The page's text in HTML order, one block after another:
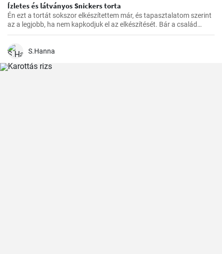
Ízletes és látványos Snickers torta
Én ezt a tortát sokszor elkészítettem már, és tapasztalatom szerint
az a legjobb, ha nem kapkodjuk el az elkészítését. Bár a család
mindig türelmetlenül várja, de megéri kivárni, hogy minden réteg
végeredmény!
S.Hanna